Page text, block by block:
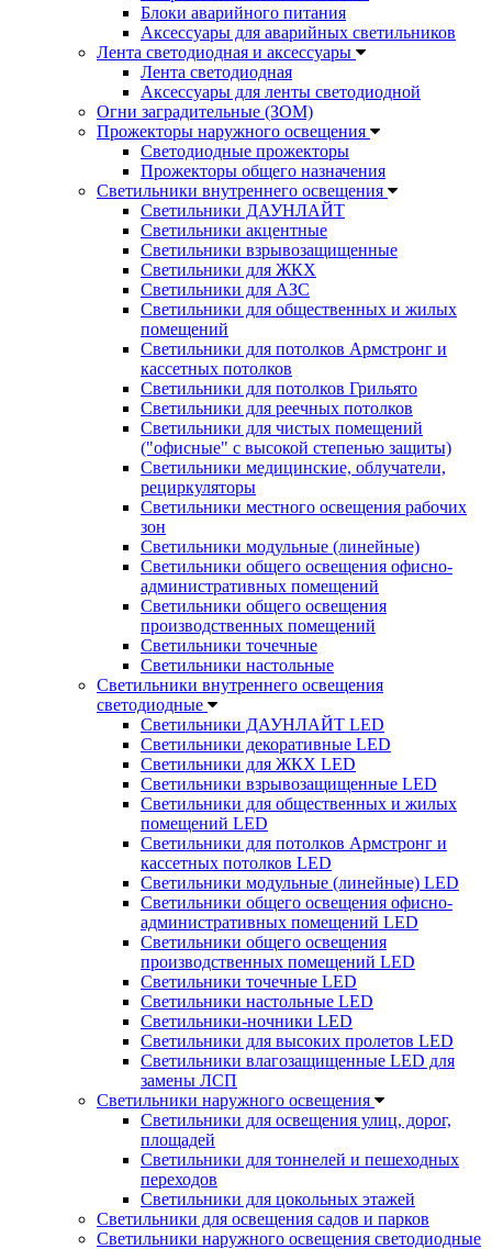
Блоки аварийного питания
Аксессуары для аварийных светильников
Лента светодиодная и аксессуары
Лента светодиодная
Аксессуары для ленты светодиодной
Огни заградительные (ЗОМ)
Прожекторы наружного освещения
Светодиодные прожекторы
Прожекторы общего назначения
Светильники внутреннего освещения
Светильники ДАУНЛАЙТ
Светильники акцентные
Светильники взрывозащищенные
Светильники для ЖКХ
Светильники для АЗС
Светильники для общественных и жилых
помещений
Светильники для потолков Армстронг и
кассетных потолков
Светильники для потолков Грильято
Светильники для реечных потолков
Светильники для чистых помещений
("офисные" с высокой степенью защиты)
Светильники медицинские, облучатели,
рециркуляторы
Светильники местного освещения рабочих
зон
Светильники модульные (линейные)
Светильники общего освещения офисно-
административных помещений
Светильники общего освещения
производственных помещений
Светильники точечные
Светильники настольные
Светильники внутреннего освещения
светодиодные
Светильники ДАУНЛАЙТ LED
Светильники декоративные LED
Светильники для ЖКХ LED
Светильники взрывозащищенные LED
Светильники для общественных и жилых
помещений LED
Светильники для потолков Армстронг и
кассетных потолков LED
Светильники модульные (линейные) LED
Светильники общего освещения офисно-
административных помещений LED
Светильники общего освещения
производственных помещений LED
Светильники точечные LED
Светильники настольные LED
Светильники-ночники LED
Светильники для высоких пролетов LED
Светильники влагозащищенные LED для
замены ЛСП
Светильники наружного освещения
Светильники для освещения улиц, дорог,
площадей
Светильники для тоннелей и пешеходных
переходов
Светильники для цокольных этажей
Светильники для освещения садов и парков
Светильники наружного освещения светодиодные